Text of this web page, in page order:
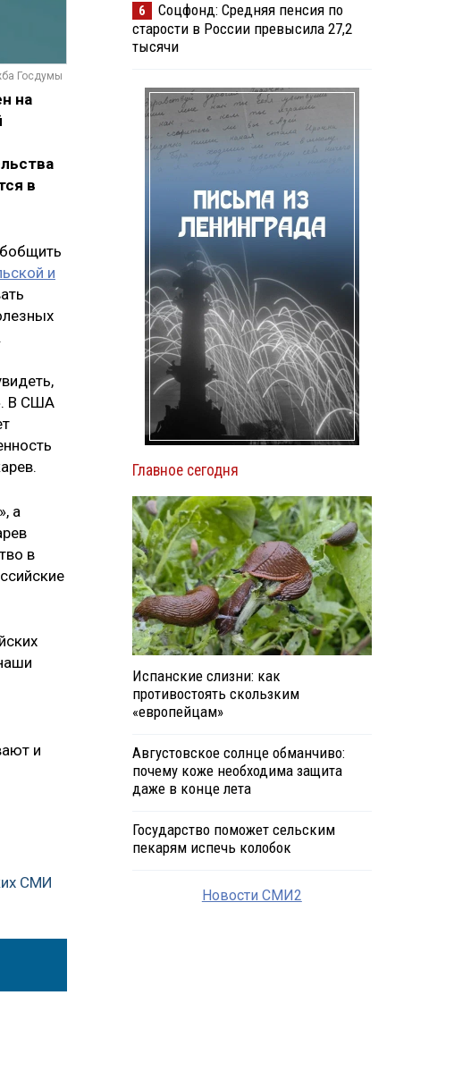
Госдумы
на
в
и
В США
а
в
и
СМИ
6
Соцфонд: Средняя пенсия по
старости в России превысила 27,2
тысячи
Главное сегодня
Испанские слизни: как
противостоять скользким
«европейцам»
Августовское солнце обманчиво:
почему коже необходима защита
даже в конце лета
Государство поможет сельским
пекарям испечь колобок
Новости СМИ2